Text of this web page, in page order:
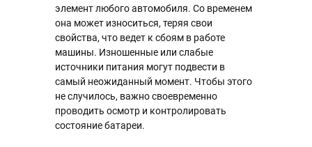
элемент любого автомобиля. Со временем
она может износиться, теряя свои
свойства, что ведет к сбоям в работе
машины. Изношенные или слабые
источники питания могут подвести в
самый неожиданный момент. Чтобы этого
не случилось, важно своевременно
проводить осмотр и контролировать
состояние батареи.